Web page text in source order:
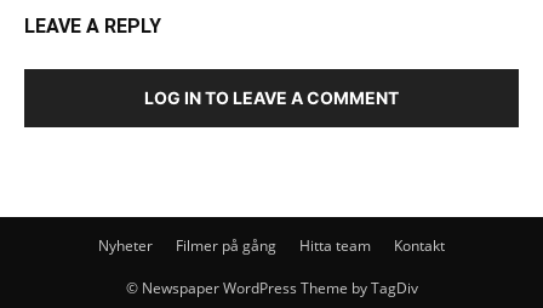
LEAVE A REPLY
LOG IN TO LEAVE A COMMENT
Nyheter Filmer på gång Hitta team Kontakt
© Newspaper WordPress Theme by TagDiv